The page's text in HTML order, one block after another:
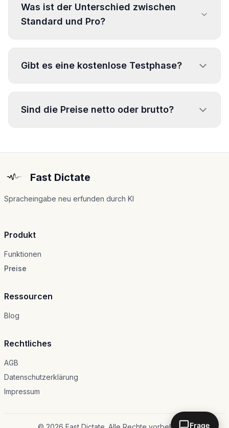
Was ist der Unterschied zwischen
Standard und Pro?
Gibt es eine kostenlose Testphase?
Sind die Preise netto oder brutto?
Fast Dictate
Spracheingabe neu erfunden durch KI
Produkt
Funktionen
Preise
Ressourcen
Blog
Rechtliches
AGB
Datenschutzerklärung
Impressum
Frage